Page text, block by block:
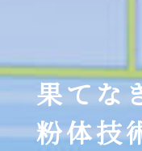
果てな
粉体技